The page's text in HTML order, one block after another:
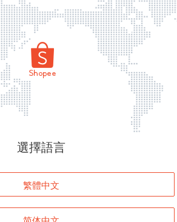
頁面無法顯示
登入
選擇語言
繁體中文